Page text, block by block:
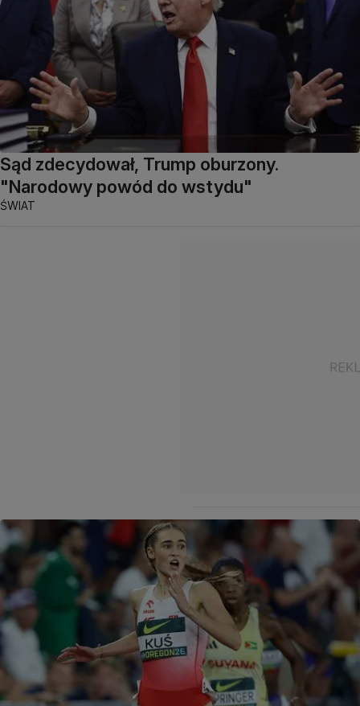
Sąd zdecydował, Trump oburzony.
"Narodowy powód do wstydu"
ŚWIAT